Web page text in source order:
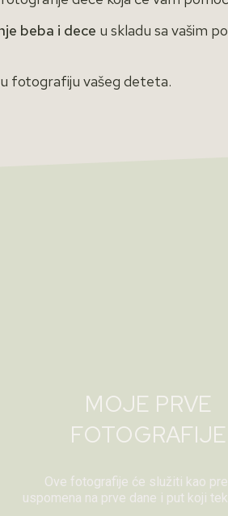
beba i dece u skladu sa vašim
fotografiju vašeg deteta.
MOJE PRVE
FOTOGRAFIJE
Ove fotografije će služiti kao
uspomena na prve dane i put koji